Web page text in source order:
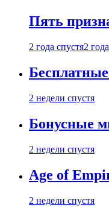
Пять
2 года спустя2
2 недели спустя
Бонусные
2 недели спустя
Age of
2 недели спустя